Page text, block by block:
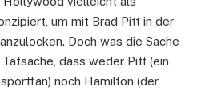
um mit Brad Pitt in der
Doch was die Sache
dass weder Pitt (ein
noch Hamilton (der